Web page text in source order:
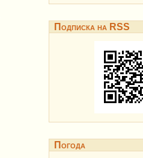
Подписка на RSS
Погода